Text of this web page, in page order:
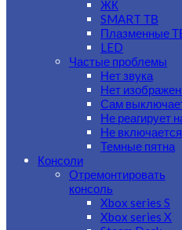
ЖК
SMART ТВ
Плазменные
LED
Частые проблемы
Нет звука
Нет
Сам
Не реагирует
Не включается
Темные пятна
Консоли
Отремонтировать
консоль
Xbox series S
Xbox series X